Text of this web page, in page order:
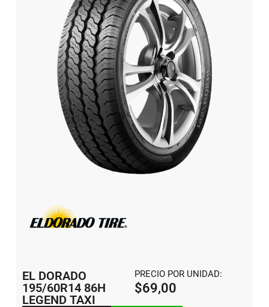
EL DORADO
195/60R14 86H
LEGEND TAXI
PRECIO POR UNIDAD:
$69,00